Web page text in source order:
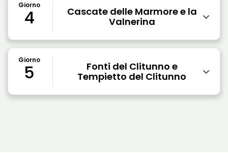
Giorno
4
Cascate delle Marmore e la
Valnerina
Giorno
5
Fonti del Clitunno e
Tempietto del Clitunno